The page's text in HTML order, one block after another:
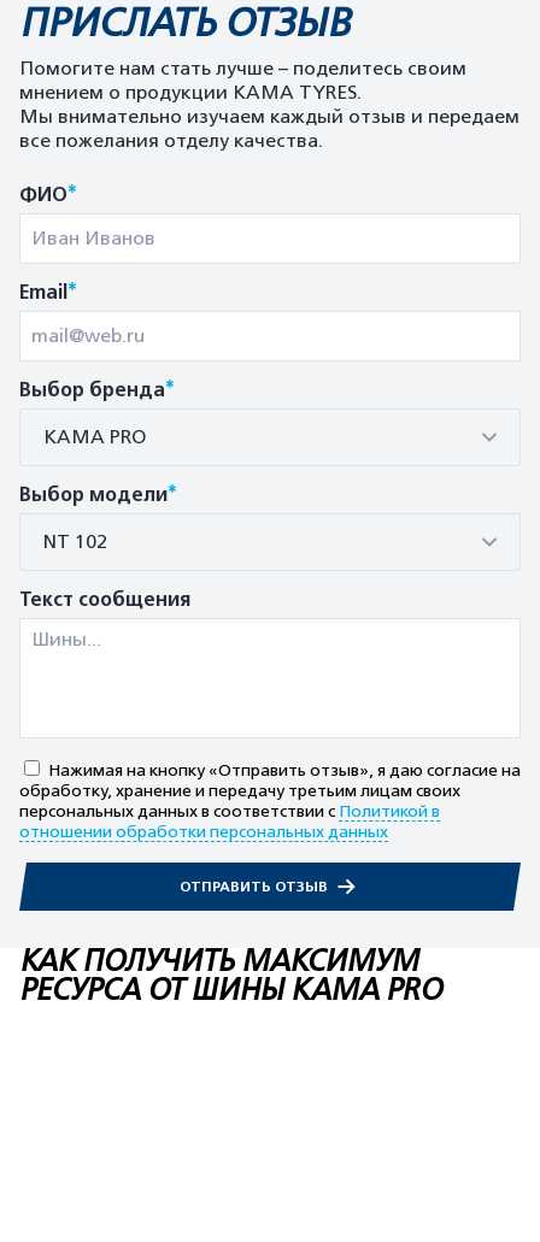
ПРИСЛАТЬ ОТЗЫВ
Помогите нам стать лучше – поделитесь своим
мнением о продукции KAMA TYRES.
Мы внимательно изучаем каждый отзыв и передаем
все пожелания отделу качества.
ФИО*
Email*
Выбор бренда*
КАМА PRO
Выбор модели*
NT 102
Текст сообщения
Нажимая на кнопку «Отправить отзыв», я даю согласие на
обработку, хранение и передачу третьим лицам своих
персональных данных в соответствии с Политикой в
отношении обработки персональных данных
ОТПРАВИТЬ ОТЗЫВ
КАК ПОЛУЧИТЬ МАКСИМУМ
РЕСУРСА ОТ ШИНЫ KAMA PRO